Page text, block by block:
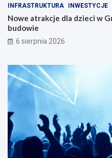
d
l
a
r
z
i
n
z
i
e
INFRASTRUKTURA INWESTYCJE
Nowe atrakcje dla dzieci w
budowie
6 sierpnia 2026